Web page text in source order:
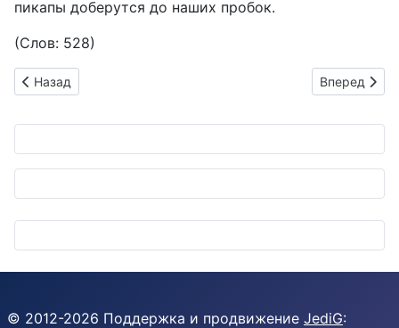
пикапы доберутся до наших пробок.
(Слов: 528)
Предыдущий: Лунный автопилот: Koito и JAXA берутся за
Назад Следующий:
Вперед
© 2012-2026 Поддержка и продвижение JediG: